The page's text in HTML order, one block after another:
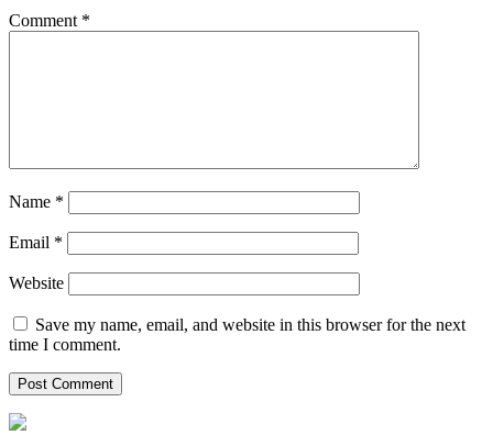
Comment *
Name *
Email *
Website
Save my name, email, and website in this browser for the next
time I comment.